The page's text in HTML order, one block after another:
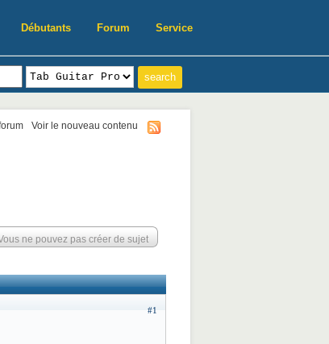
Débutants Forum Service
Voir le nouveau contenu
ne pouvez pas créer de sujet
#1